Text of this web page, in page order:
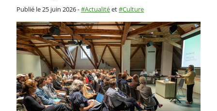
Publié le 25 juin 2026-Catégorie :
Actualitéet Culture